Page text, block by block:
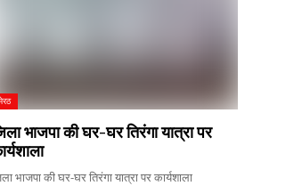
भाजपा की घर-घर तिरंगा यात्रा पर
भाजपा की घर-घर तिरंगा यात्रा पर कार्यशाला